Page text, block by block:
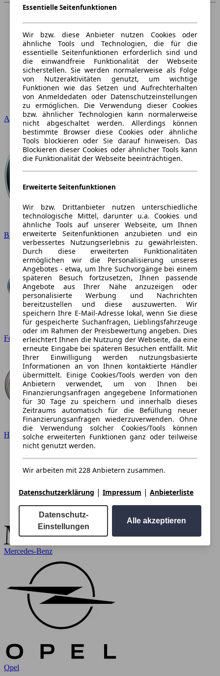
Audi
BMW
Ford
Hyundai
Mercedes-Benz
Opel
Essentielle Seitenfunktionen
Wir bzw. diese Anbieter nutzen Cookies oder
ähnliche Tools und Technologien, die für die
essentielle Seitenfunktionen erforderlich sind und
die einwandfreie Funktionalität der Webseite
sicherstellen. Sie werden normalerweise als Folge
von Nutzeraktivitäten genutzt, um wichtige
Funktionen wie das Setzen und Aufrechterhalten
von Anmeldedaten oder Datenschutzeinstellungen
zu ermöglichen. Die Verwendung dieser Cookies
bzw. ähnlicher Technologien kann normalerweise
nicht abgeschaltet werden. Allerdings können
bestimmte Browser diese Cookies oder ähnliche
Tools blockieren oder Sie darauf hinweisen. Das
Blockieren dieser Cookies oder ähnlicher Tools kann
die Funktionalität der Webseite beeinträchtigen.
Erweiterte Seitenfunktionen
Wir bzw. Drittanbieter nutzen unterschiedliche
technologische Mittel, darunter u.a. Cookies und
ähnliche Tools auf unserer Webseite, um Ihnen
erweiterte Seitenfunktionen anzubieten und ein
verbessertes Nutzungserlebnis zu gewährleisten.
Durch diese erweiterten Funktionalitäten
ermöglichen wir die Personalisierung unseres
Angebotes - etwa, um Ihre Suchvorgänge bei einem
späteren Besuch fortzusetzen, Ihnen passende
Angebote aus Ihrer Nähe anzuzeigen oder
personalisierte Werbung und Nachrichten
bereitzustellen und diese auszuwerten. Wir
speichern Ihre E-Mail-Adresse lokal, wenn Sie diese
für gespeicherte Suchanfragen, Lieblingsfahrzeuge
oder im Rahmen der Preisbewertung angeben. Dies
erleichtert Ihnen die Nutzung der Webseite, da eine
erneute Eingabe bei späteren Besuchen entfällt. Mit
Ihrer Einwilligung werden nutzungsbasierte
Informationen an von Ihnen kontaktierte Händler
übermittelt. Einige Cookies/Tools werden von den
Anbietern verwendet, um von Ihnen bei
Finanzierungsanfragen angegebene Informationen
für 30 Tage zu speichern und innerhalb dieses
Zeitraums automatisch für die Befüllung neuer
Finanzierungsanfragen wiederzuverwenden. Ohne
die Verwendung solcher Cookies/Tools können
solche erweiterten Funktionen ganz oder teilweise
nicht genutzt werden.
Wir arbeiten mit 228 Anbietern zusammen.
Datenschutzerklärung | Impressum | Anbieterliste
Datenschutz-
Einstellungen
Alle akzeptieren